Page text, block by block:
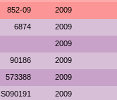
852-09 2009
6874 2009
2009
90186 2009
573388 2009
S090191 2009